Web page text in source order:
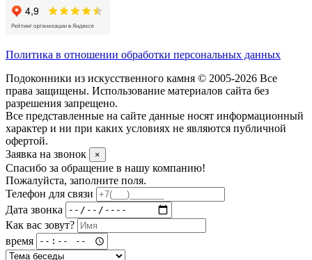
Политика в отношении обработки персональных данных
Подоконники из искусственного камня © 2005-2026 Все
права защищены. Использование материалов сайта без
разрешения запрещено.
Все представленные на сайте данные носят информационный
характер и ни при каких условиях не являются публичной
офертой.
Заявка на звонок
×
Спасибо за обращение в нашу компанию!
Пожалуйста, заполните поля.
Телефон для связи
Дата звонка
Как вас зовут?
время